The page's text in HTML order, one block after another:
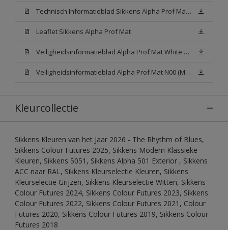
Technisch Informatieblad Sikkens Alpha Prof Mat(PDF)
Leaflet Sikkens Alpha Prof Mat
Veiligheidsinformatieblad Alpha Prof Mat White W05 (MSDS)
Veiligheidsinformatieblad Alpha Prof Mat N00 (MSDS)
Kleurcollectie
Sikkens Kleuren van het Jaar 2026 - The Rhythm of Blues,
Sikkens Colour Futures 2025, Sikkens Modern Klassieke
Kleuren, Sikkens 5051, Sikkens Alpha 501 Exterior , Sikkens
ACC naar RAL, Sikkens Kleurselectie Kleuren, Sikkens
Kleurselectie Grijzen, Sikkens Kleurselectie Witten, Sikkens
Colour Futures 2024, Sikkens Colour Futures 2023, Sikkens
Colour Futures 2022, Sikkens Colour Futures 2021, Colour
Futures 2020, Sikkens Colour Futures 2019, Sikkens Colour
Futures 2018